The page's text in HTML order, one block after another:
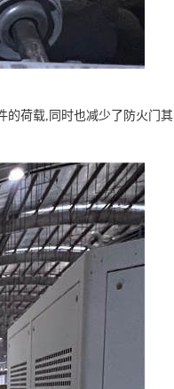
的荷载,同时也减少了防火门其